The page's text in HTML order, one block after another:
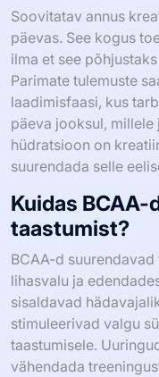
Soovitatav annus
päevas. See kogus
ilma et see
Parimate tulemuste
laadimisfaasi, kus
päeva jooksul, millele
hüdratsioon on
suurendada selle
Kuidas
taastumist?
BCAA-d
lihasvalu ja
sisaldavad
stimuleerivad valgu
taastumisele.
vähendada